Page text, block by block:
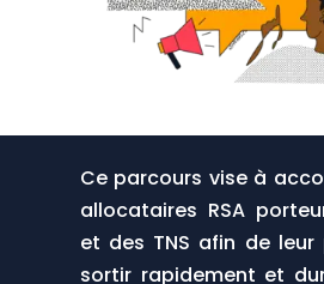
Ce parcours vise à
allocataires RSA
et des TNS afin de
sortir rapidement et